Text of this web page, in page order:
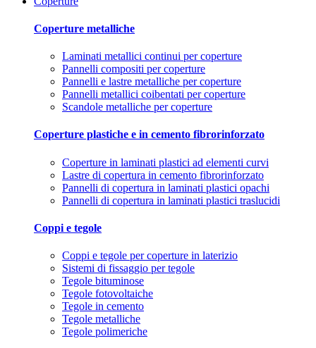
Coperture metalliche
Laminati metallici continui per coperture
Pannelli compositi per coperture
Pannelli e lastre metalliche per coperture
Pannelli metallici coibentati per coperture
Scandole metalliche per coperture
Coperture plastiche e in cemento fibrorinforzato
Coperture in laminati plastici ad elementi curvi
Lastre di copertura in cemento fibrorinforzato
Pannelli di copertura in laminati plastici opachi
Pannelli di copertura in laminati plastici traslucidi
Coppi e tegole
Coppi e tegole per coperture in laterizio
Sistemi di fissaggio per tegole
Tegole bituminose
Tegole fotovoltaiche
Tegole in cemento
Tegole metalliche
Tegole polimeriche